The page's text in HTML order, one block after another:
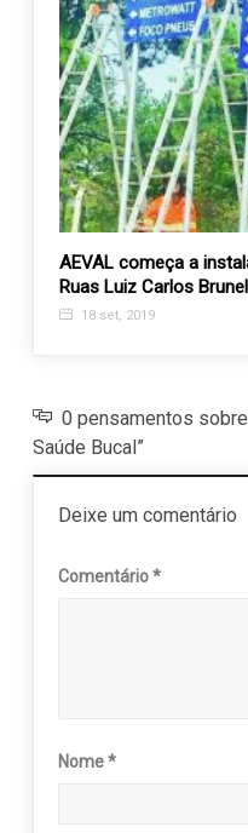
AEVAL começa a
Ruas Luiz Carlos
18 set, 2019
0 pensamentos
Saúde Bucal”
Deixe um comentário
Comentário*
Nome*